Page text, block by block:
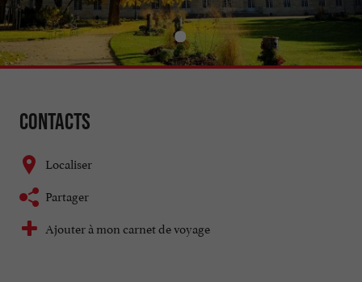
Contacts
Localiser
Partager
Ajouter à mon carnet de voyage